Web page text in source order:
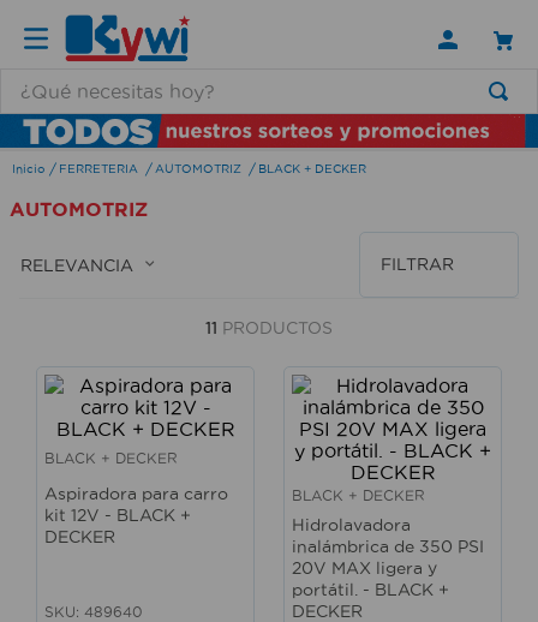
FERRETERIA AUTOMOTRIZ BLACK + DECKER
AUTOMOTRIZ
RELEVANCIA FILTRAR
11 PRODUCTOS
BLACK + DECKER
Aspiradora para carro
kit 12V - BLACK +
DECKER
SKU: 489640
BLACK + DECKER
Hidrolavadora
inalámbrica de 350 PSI
20V MAX ligera y
portátil. - BLACK +
DECKER
TÉRMINOS MÁS BUSCADOS
1.
lamparas
2.
ducha
3.
silla
escritorio
cerradura
aspiradora
fregadero